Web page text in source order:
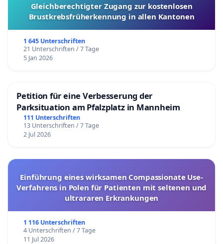
Gleichberechtigter Zugang zur kostenlosen
Brustkrebsfrüherkennung in allen Kantonen
1 645 Unterschriften
21 Unterschriften / 7 Tage
5 Jan 2026
Petition für eine Verbesserung der
Parksituation am Pfalzplatz in Mannheim
111 Unterschriften
13 Unterschriften / 7 Tage
2 Jul 2026
Einführung eines wirksamen Compassionate Use-
Verfahrens in Polen für Patienten mit seltenen und
ultrararen Erkrankungen
1 116 Unterschriften
4 Unterschriften / 7 Tage
11 Jul 2026